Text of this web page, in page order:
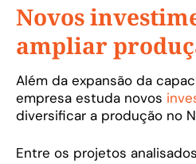
Novos
ampliar
Além da expansão da
empresa estuda novos
diversificar a produção no
Entre os projetos